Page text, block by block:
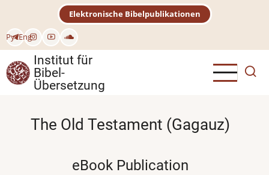
Inhalt
РусEng
Elektronische Bibelpublikationen
Institut für
Bibel-
Übersetzung
The Old Testament (Gagauz)
eBook Publication